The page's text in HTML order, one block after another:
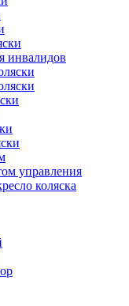
инвалидов
управления
коляска